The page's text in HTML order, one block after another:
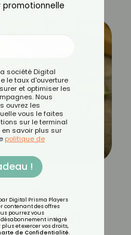
et
promotionnelle
société Digital
le taux d'ouverture
et optimiser les
Nous
ouvrez les
vous le faites
sur le terminal
en savoir plus sur
politique de
!
Digital Prisma Players
contenant des offres
pourrez vous
intégré
et exercer vos droits,
de Confidentialité.